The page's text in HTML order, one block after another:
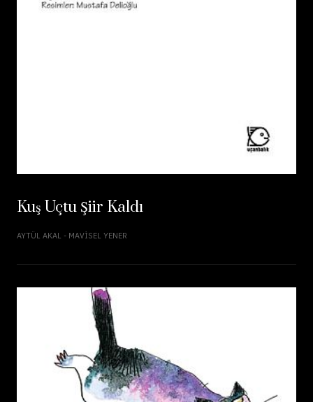
Kuş Uçtu Şiir Kaldı
AYTÜL AKAL - MAVISEL YENER